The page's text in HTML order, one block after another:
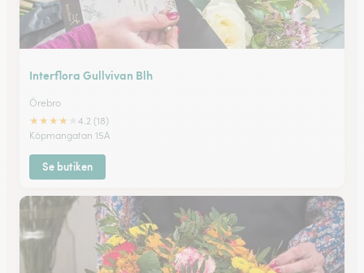
Interflora Gullvivan Blh
Örebro
★★★★
4.2 (18)
Köpmangatan 15A
Se butiken